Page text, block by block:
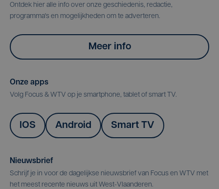
Ontdek hier alle info over onze geschiedenis, redactie,
programma's en mogelijkheden om te adverteren.
Meer info
Onze apps
Volg Focus & WTV op je smartphone, tablet of smart TV.
IOS Android Smart TV
Nieuwsbrief
Schrijf je in voor de dagelijkse nieuwsbrief van Focus en WTV met
het meest recente nieuws uit West-Vlaanderen.